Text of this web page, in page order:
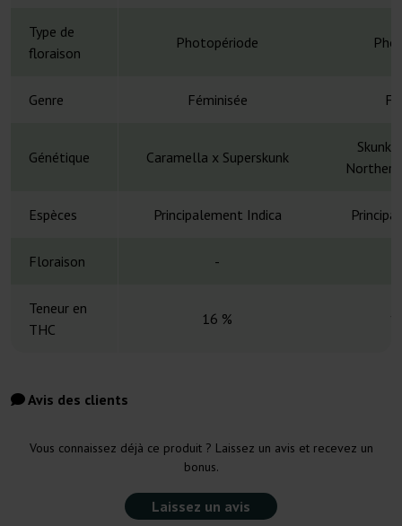
Type de
floraison
Photopériode
Genre Féminisée
Génétique Caramella x Superskunk
Skunk
Espèces Principalement Indica
Floraison -
Teneur en
THC
16 %
Avis des clients
Vous connaissez déjà ce produit ? Laissez un avis et recevez un
bonus.
Laissez un avis